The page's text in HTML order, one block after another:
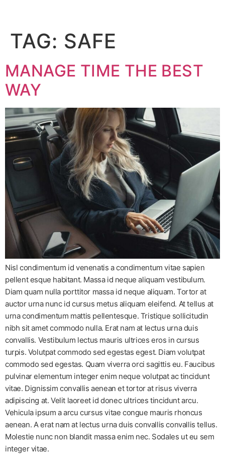
TAG: SAFE
MANAGE TIME THE BEST
WAY
Nisl condimentum id venenatis a condimentum vitae sapien
pellent esque habitant. Massa id neque aliquam vestibulum.
Diam quam nulla porttitor massa id neque aliquam. Tortor at
auctor urna nunc id cursus metus aliquam eleifend. At tellus at
urna condimentum mattis pellentesque. Tristique sollicitudin
nibh sit amet commodo nulla. Erat nam at lectus urna duis
convallis. Vestibulum lectus mauris ultrices eros in cursus
turpis. Volutpat commodo sed egestas egest. Diam volutpat
commodo sed egestas. Quam viverra orci sagittis eu. Faucibus
pulvinar elementum integer enim neque volutpat ac tincidunt
vitae. Dignissim convallis aenean et tortor at risus viverra
adipiscing at. Velit laoreet id donec ultrices tincidunt arcu.
Vehicula ipsum a arcu cursus vitae congue mauris rhoncus
aenean. A erat nam at lectus urna duis convallis convallis tellus.
Molestie nunc non blandit massa enim nec. Sodales ut eu sem
integer vitae.